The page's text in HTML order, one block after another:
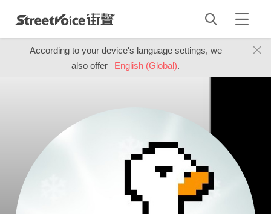
According to your device's language settings, we
also offer
English (Global).